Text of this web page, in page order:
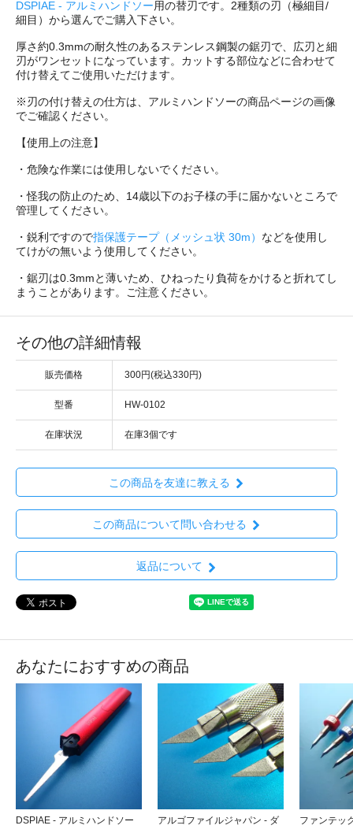
DSPIAE - アルミハンドソー用の替刃です。2種類の刃（極細目/
細目）から選んでご購入下さい。
厚さ約0.3mmの耐久性のあるステンレス鋼製の鋸刃で、広刃と細
刃がワンセットになっています。カットする部位などに合わせて
付け替えてご使用いただけます。
※刃の付け替えの仕方は、アルミハンドソーの商品ページの画像
でご確認ください。
【使用上の注意】
・危険な作業には使用しないでください。
・怪我の防止のため、14歳以下のお子様の手に届かないところで
管理してください。
・鋭利ですので指保護テープ（メッシュ状 30m） などを使用し
てけがの無いよう使用してください。
・鋸刃は0.3mmと薄いため、ひねったり負荷をかけると折れてし
まうことがあります。ご注意ください。
その他の詳細情報
販売価格 300円(税込330円)
型番 HW-0102
在庫状況 在庫3個です
この商品を友達に教える
この商品について問い合わせる
返品について
あなたにおすすめの商品
DSPIAE - アルミハンドソー
アルゴファイルジャパン - ダ
ファンテッ